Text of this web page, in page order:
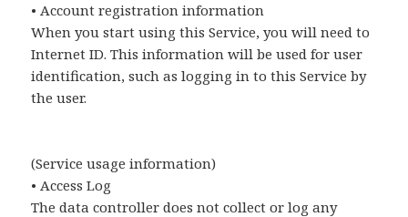
• Account registration information
When you start using this Service, you will need to
Internet ID. This information will be used for user
identification, such as logging in to this Service by
the user.
(Service usage information)
• Access Log
The data controller does not collect or log any